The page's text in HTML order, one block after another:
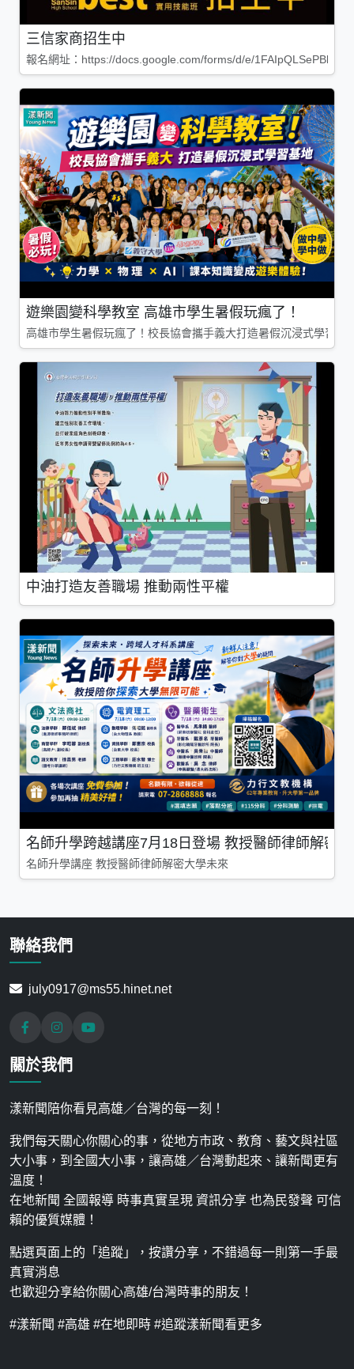
三信家商招生中
報名網址：https://docs.google.com/forms/d/e/
遊樂園變科學教室 高雄市學生暑假玩瘋了！
高雄市學生暑假玩瘋了！校長協會攜手義大打造暑假沉浸式學習基
中油打造友善職場 推動兩性平權
名師升學跨越講座7月18日登場 教授醫師律師解密
名師升學講座 教授醫師律師解密大學未來
聯絡我們
july0917@ms55.hinet.net
關於我們
漾新聞陪你看見高雄／台灣的每一刻！
我們每天關心你關心的事，從地方市政、教育、藝文與社區
大小事，到全國大小事，讓高雄／台灣動起來、讓新聞更有
溫度！
在地新聞 全國報導 時事真實呈現 資訊分享 也為民發聲 可信
賴的優質媒體！
點選頁面上的「追蹤」，按讚分享，不錯過每一則第一手最
真實消息
也歡迎分享給你關心高雄/台灣時事的朋友！
#漾新聞 #高雄 #在地即時 #追蹤漾新聞看更多